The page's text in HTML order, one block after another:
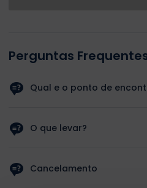
Perguntas
Qual e o ponto de
O que levar?
fotografica.
Cancelamento